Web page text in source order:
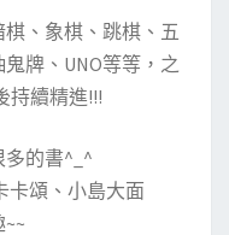
棋、象棋、跳棋、五
牌、UNO等等，之
持續精進!!!
的書^_^
卡頌、小島大面